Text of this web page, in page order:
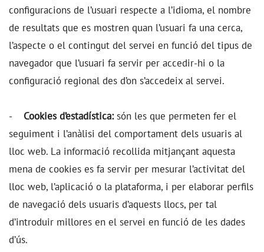
configuracions de l’usuari respecte a l’idioma, el nombre
de resultats que es mostren quan l’usuari fa una cerca,
l’aspecte o el contingut del servei en funció del tipus de
navegador que l’usuari fa servir per accedir-hi o la
configuració regional des d’on s’accedeix al servei.
- Cookies d’estadística:són les que permeten fer el
seguiment i l’anàlisi del comportament dels usuaris al
lloc web. La informació recollida mitjançant aquesta
mena de cookies es fa servir per mesurar l’activitat del
lloc web, l’aplicació o la plataforma, i per elaborar perfils
de navegació dels usuaris d’aquests llocs, per tal
d’introduir millores en el servei en funció de les dades
d’ús.